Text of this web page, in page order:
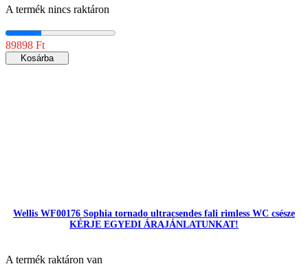
A termék nincs raktáron
89898 Ft
Kosárba
Wellis WF00176 Sophia tornado ultracsendes fali rimless WC csésze
KÉRJE EGYEDI ÁRAJÁNLATUNKAT!
A termék raktáron van